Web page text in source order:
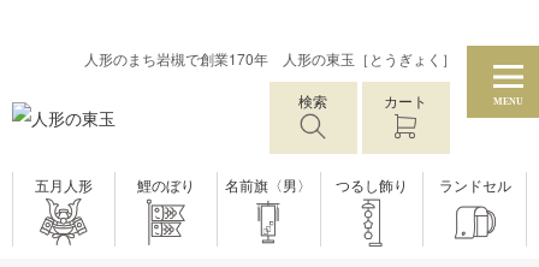
人形のまち岩槻で創業170年 人形の東玉［とうぎょく］
検索 カート MENU
五月人形 鯉のぼり 名前旗〈男〉 つるし飾り ランドセル